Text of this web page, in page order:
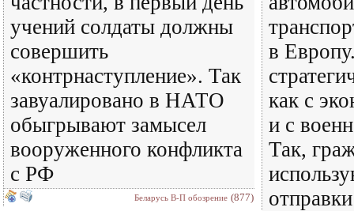
учений солдаты должны
совершить
«контрнаступление». Так
завуалировано в НАТО
обыгрывают замысел
вооруженного конфликта
с РФ
Беларусь В-П обозрение (877)
в
как с
и с
Так,